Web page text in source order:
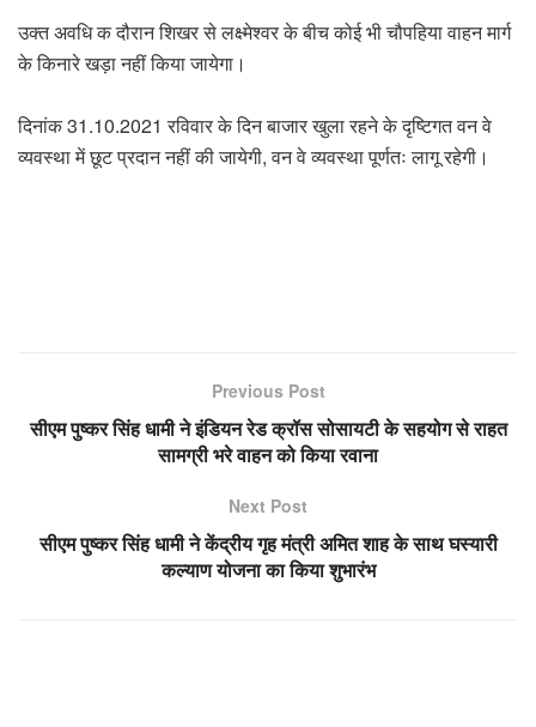
उक्त अवधि क दौरान शिखर से लक्ष्मेश्वर के बीच कोई भी चौपहिया वाहन मार्ग
के किनारे खड़ा नहीं किया जायेगा।
दिनांक 31.10.2021 रविवार के दिन बाजार खुला रहने के दृष्टिगत वन वे
व्यवस्था में छूट प्रदान नहीं की जायेगी, वन वे व्यवस्था पूर्णतः लागू रहेगी।
Previous Post
सीएम पुष्कर सिंह धामी ने इंडियन रेड क्रॉस सोसायटी के सहयोग से राहत
सामग्री भरे वाहन को किया रवाना
Next Post
सीएम पुष्कर सिंह धामी ने केंद्रीय गृह मंत्री अमित शाह के साथ घस्यारी
कल्याण योजना का किया शुभारंभ